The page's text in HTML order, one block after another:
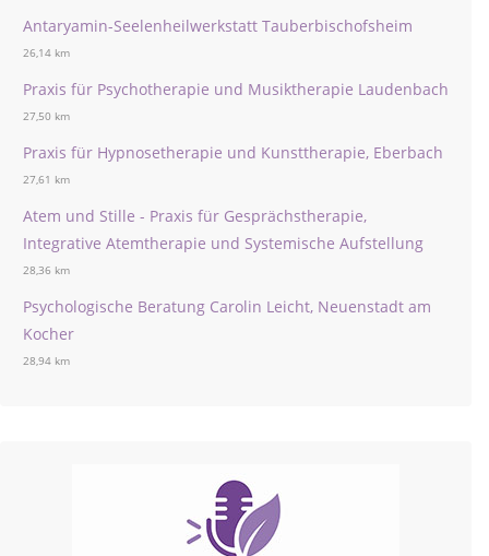
Antaryamin-Seelenheilwerkstatt Tauberbischofsheim
26,14 km
Praxis für Psychotherapie und Musiktherapie Laudenbach
27,50 km
Praxis für Hypnosetherapie und Kunsttherapie, Eberbach
27,61 km
Atem und Stille - Praxis für Gesprächstherapie,
Integrative Atemtherapie und Systemische Aufstellung
28,36 km
Psychologische Beratung Carolin Leicht, Neuenstadt am
Kocher
28,94 km